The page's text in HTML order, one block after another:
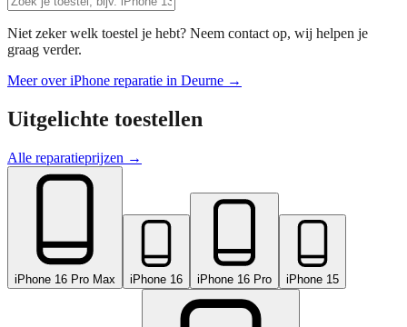
Niet zeker welk toestel je hebt? Neem contact op, wij helpen je
graag verder.
Meer over iPhone reparatie in Deurne →
Uitgelichte toestellen
Alle reparatieprijzen →
iPhone 16 Pro Max iPhone 16 iPhone 16 Pro iPhone 15